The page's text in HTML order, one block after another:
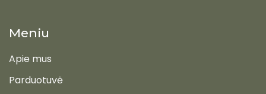
Meniu
Apie mus
Parduotuvė